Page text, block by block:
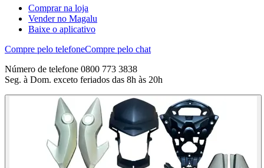
Comprar na loja
Vender no Magalu
Baixe o aplicativo
Compre pelo telefoneCompre pelo chat
Número de telefone 0800 773 3838
Seg. à Dom. exceto feriados das 8h às 20h